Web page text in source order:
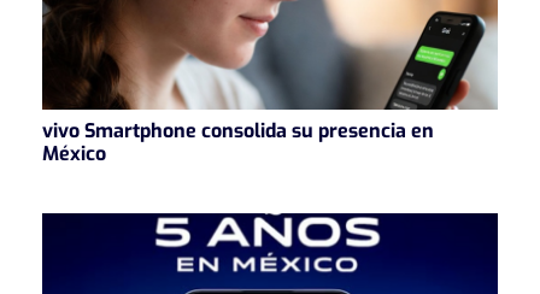
vivo Smartphone consolida su presencia en
México